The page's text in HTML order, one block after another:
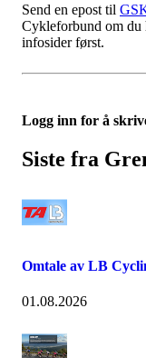
Send en epost til
Cykleforbund om du
infosider først.
Logg inn for å
Siste fra
Omtale av LB
01.08.2026